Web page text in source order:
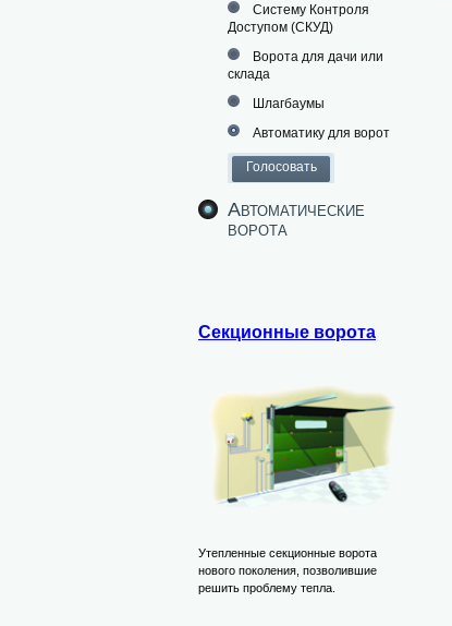
Систему Контроля
Доступом (СКУД)
Ворота для дачи или
склада
Шлагбаумы
Автоматику для ворот
Автоматические
ворота
Секционные ворота
Утепленные секционные ворота
нового поколения, позволившие
решить проблему тепла.